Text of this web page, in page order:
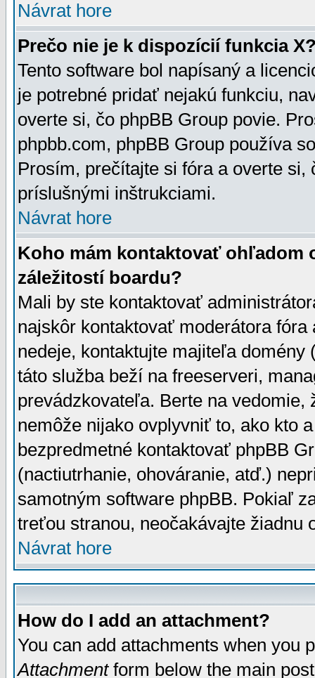
Návrat hore
Prečo nie je k dispozícií funkcia
Tento software bol napísaný a
je potrebné pridať nejakú funkciu,
overte si, čo phpBB Group povie.
phpbb.com, phpBB Group používa
Prosím, prečítajte si fóra a overte
príslušnými inštrukciami.
Návrat hore
Koho mám kontaktovať ohľadom
záležitostí boardu?
Mali by ste kontaktovať
najskôr kontaktovať moderátora
nedeje, kontaktujte majiteľa
táto služba beží na freeserveri,
prevádzkovateľa. Berte na vedomie,
nemôže nijako ovplyvniť to, ako kto
bezpredmetné kontaktovať phpBB
(nactiutrhanie, ohováranie, atď.)
samotným software phpBB. Pokiaľ
treťou stranou, neočakávajte žiadnu
Návrat hore
How do I add an attachment?
You can add attachments when you
Attachmentform below the main